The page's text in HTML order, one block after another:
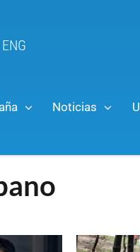
ENG
Noticias